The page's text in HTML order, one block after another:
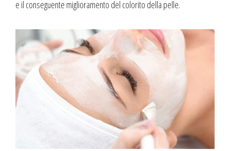
e il conseguente miglioramento del colorito della pelle.